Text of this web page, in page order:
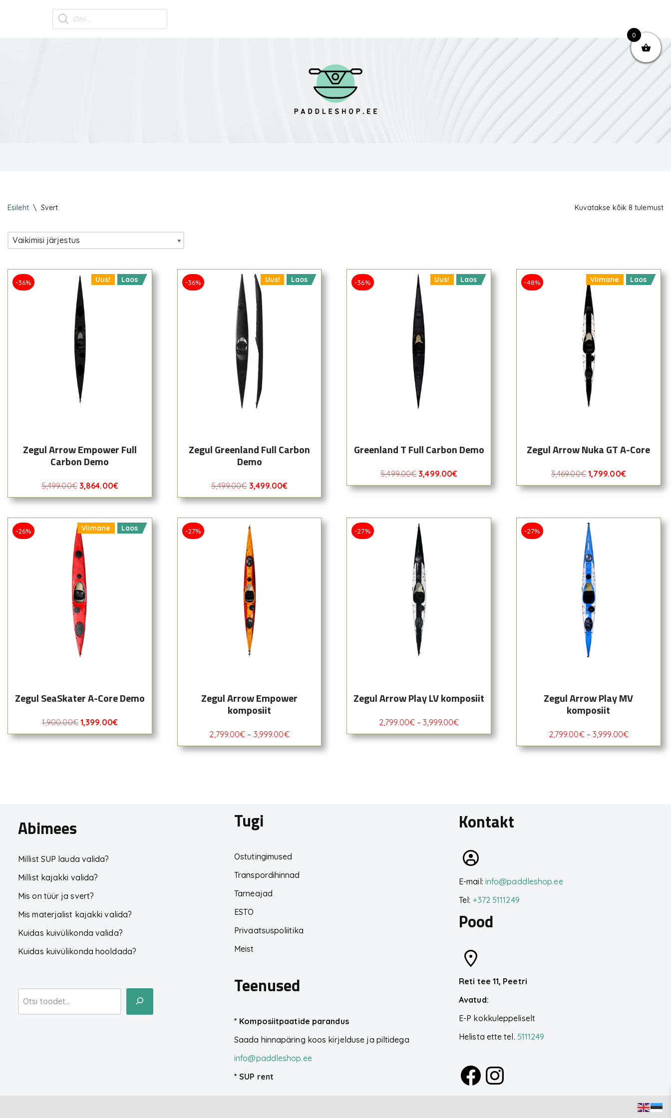
Esileht \ Svert Kuvatakse kõik 8 tulemust
-36% Uus! Laos
Zegul Arrow Empower Full
Carbon Demo
5,499.00€ 3,864.00€
-36% Uus! Laos
Zegul Greenland Full Carbon
Demo
5,499.00€ 3,499.00€
-36% Uus! Laos
Greenland T Full Carbon Demo
5,499.00€ 3,499.00€
-48% Viimane Laos
Zegul Arrow Nuka GT A-Core
3,469.00€ 1,799.00€
-26% Viimane Laos
Zegul SeaSkater A-Core Demo
1,900.00€ 1,399.00€
-27%
Zegul Arrow Empower
komposiit
2,799.00€ – 3,999.00€
-27%
Zegul Arrow Play LV komposiit
2,799.00€ – 3,999.00€
-27%
Zegul Arrow Play MV
komposiit
2,799.00€ – 3,999.00€
Abimees
Millist SUP lauda valida?
Millist kajakki valida?
Mis on tüür ja svert?
Mis materjalist kajakki valida?
Kuidas kuivülikonda valida?
Kuidas kuivülikonda hooldada?
Tugi
Ostutingimused
Transpordihinnad
Tarneajad
ESTO
Privaatsuspoliitika
Meist
Teenused
* Komposiitpaatide parandus
Saada hinnapäring koos kirjelduse ja piltidega
info@paddleshop.ee
*SUP rent
Kontakt
E-mail: info@paddleshop.ee
Tel: +372 5111249
Pood
Reti tee 11, Peetri
Avatud:
E-P kokkuleppeliselt
Helista ette tel. 5111249
0